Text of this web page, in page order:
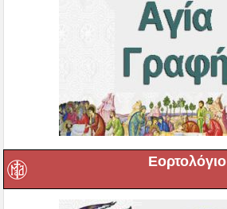
Εορτολόγιο